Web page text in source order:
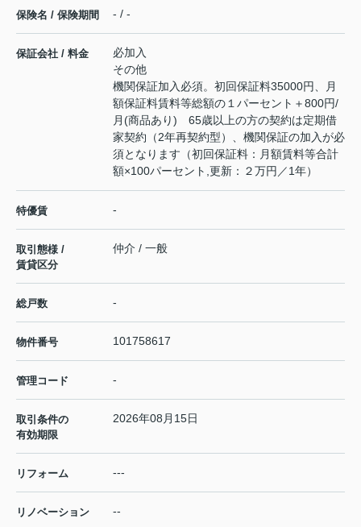
保険名 / 保険期間 - / -
保証会社 / 料金
必加入
その他
機関保証加入必須。初回保証料35000円、月
額保証料賃料等総額の１パーセント＋800円/
月(商品あり) 65歳以上の方の契約は定期借
家契約（2年再契約型）、機関保証の加入が必
須となります（初回保証料：月額賃料等合計
額×100パーセント,更新：２万円／1年）
特優賃 -
取引態様 /
賃貸区分
仲介 / 一般
総戸数 -
物件番号 101758617
管理コード -
取引条件の
有効期限
2026年08月15日
リフォーム ---
リノベーション --